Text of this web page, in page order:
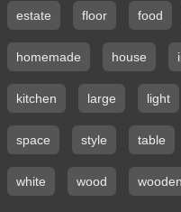
estate floor food
homemade house
kitchen large light
space style table
white wood wooden